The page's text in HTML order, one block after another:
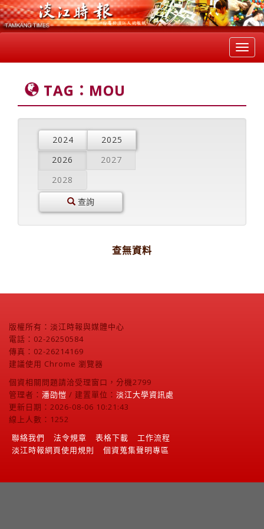
TAG：MOU
2024
2025
2026
2027
2028
查詢
查無資料
版權所有：淡江時報與媒體中心
電話：02-26250584
傳真：02-26214169
建議使用 Chrome 瀏覽器
個資相關問題請洽受理窗口，分機2799
管理者： 潘劭愷 / 建置單位： 淡江大學資訊處
更新日期：2026-08-06 10:21:43
線上人數：1252
聯絡我們
法令規章 表格下載
工作流程
淡江時報網頁使用規則
個資蒐集聲明專區